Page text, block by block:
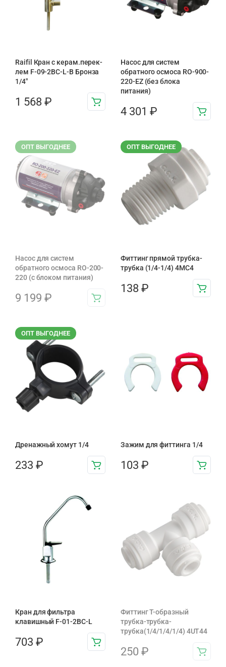
Raifil Кран с керам.перек-
лем F-09-2BC-L-B Бронза
1/4″
1 568 ₽
Насос для систем
обратного осмоса RO-900-
220-EZ (без блока
питания)
4 301 ₽
ОПТ ВЫГОДНЕЕ
Насос для систем
обратного осмоса RO-200-
220 (с блоком питания)
9 199 ₽
ОПТ ВЫГОДНЕЕ
Фиттинг прямой трубка-
трубка (1/4-1/4) 4MC4
138 ₽
ОПТ ВЫГОДНЕЕ
Дренажный хомут 1/4
233 ₽
Зажим для фиттинга 1/4
103 ₽
Кран для фильтра
клавишный F-01-2BC-L
703 ₽
Фиттинг T-образный
трубка-трубка-
трубка(1/4/1/4/1/4) 4UT44
250 ₽